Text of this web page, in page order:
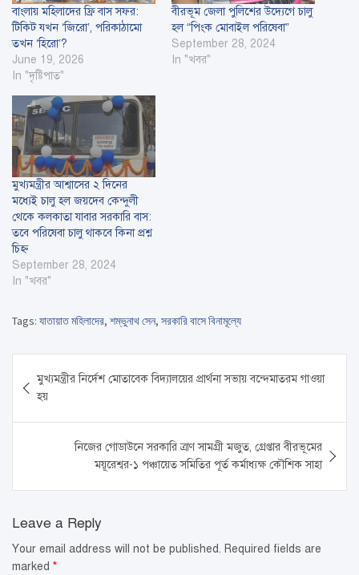
বাংলায় মহিলাদের ফ্রি বাস সফর:
টিকিট যখন ‘জিরো’, পরিকাঠামো
তখন ‘হিরো’?
June 19, 2026
In "দৃষ্টিপাত"
বীরভূম জেলা পুলিশের উদ্যেগে চালু
হল “পিংক মোবাইল পরিষেবা”
September 28, 2024
In "খবর"
মুখ্যমন্ত্রীর আশ্বাসের ২ দিনের
মধ্যেই চালু হল জয়দেব কেন্দুলী
থেকে কলকাতা যাবার সরকারি বাস:
তবে পরিষেবা চালু থাকবে কিনা প্রশ্ন
চিহ্ন
September 28, 2024
In "খবর"
Tags: যাতায়াত মহিলাদের, শম্ভুনাথ সেন, সরকারি বাসে বিনামূল্যে
navigation
মুখ্যমন্ত্রীর নির্দেশ মোতাবেক বিদ্যালয়ের প্রার্থনা সভায় বন্দেমাতরম গাওয়া
হয়
নিজের গোডাউনে সরকারি ত্রাণ সামগ্রী মজুত, গ্রেপ্তার বীরভূমের
ময়ূরেশ্বর-১ পঞ্চায়েত সমিতির পূর্ত কর্মাধ্যক্ষ কৌশিক সাহা
Leave a Reply
Your email address will not be published. Required fields are
marked *